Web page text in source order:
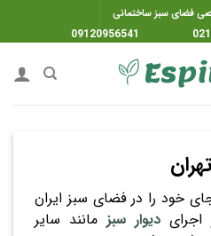
فضای سبز ساختمانی
خود را در فضای سبز ایران
اجرایدیوار سبز مانند سایر